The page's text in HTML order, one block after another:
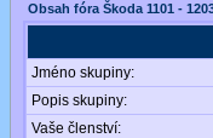
Obsah fóra Škoda 1101 -
Jméno skupiny:
Popis skupiny:
Vaše členství: